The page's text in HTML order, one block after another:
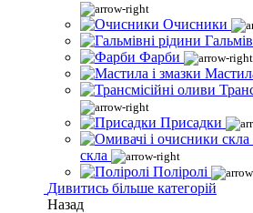
Очисники
Фарби
Присадки
скла
Поліролі
Дивитись більше категорій
Назад